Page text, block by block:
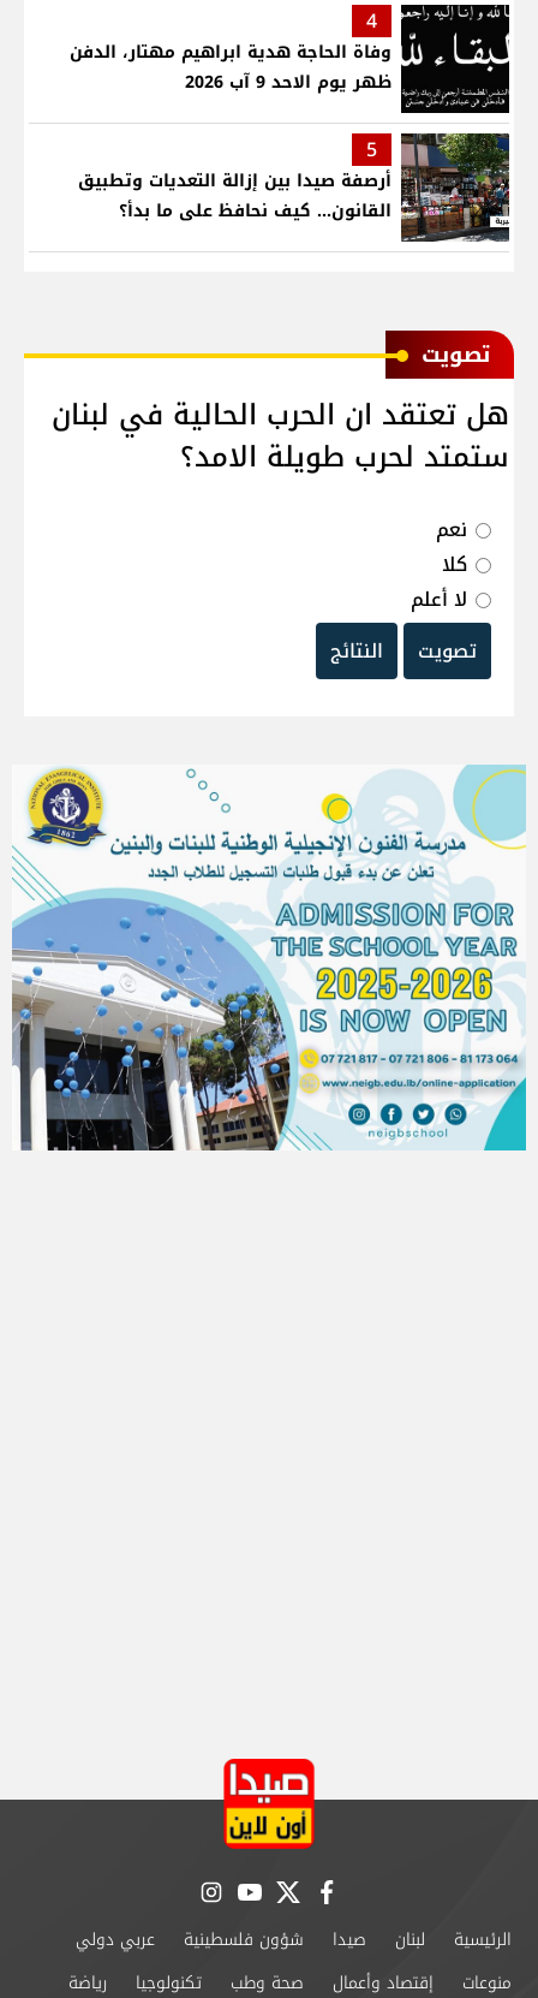
4
وفاة الحاجة هدية ابراهيم مهتار، الدفن
ظهر يوم الاحد 9 آب 2026
5
أرصفة صيدا بين إزالة التعديات وتطبيق
القانون... كيف نحافظ على ما بدأ؟
ﺗﺼﻮﻳﺖ
هل تعتقد ان الحرب الحالية في لبنان
ستمتد لحرب طويلة الامد؟
نعم
كلا
لا أعلم
تصويت
النتائج
facebook
twitter
youtube
instagram
الرئيسية لبنان صيدا شؤون فلسطينية
عربي دولي
منوعات
إقتصاد وأعمال صحة وطب تكنولوجيا رياضة